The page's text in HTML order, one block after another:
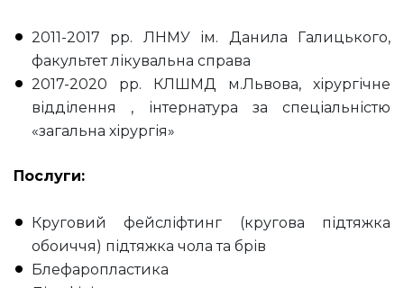
2011-2017 рр. ЛНМУ ім. Данила Галицького,
факультет лікувальна справа
2017-2020 рр. КЛШМД м.Львова, хірургічне
відділення , інтернатура за спеціальністю
«загальна хірургія»
Послуги:
Круговий фейсліфтинг (кругова підтяжка
обоиччя) підтяжка чола та брів
Блефаропластика